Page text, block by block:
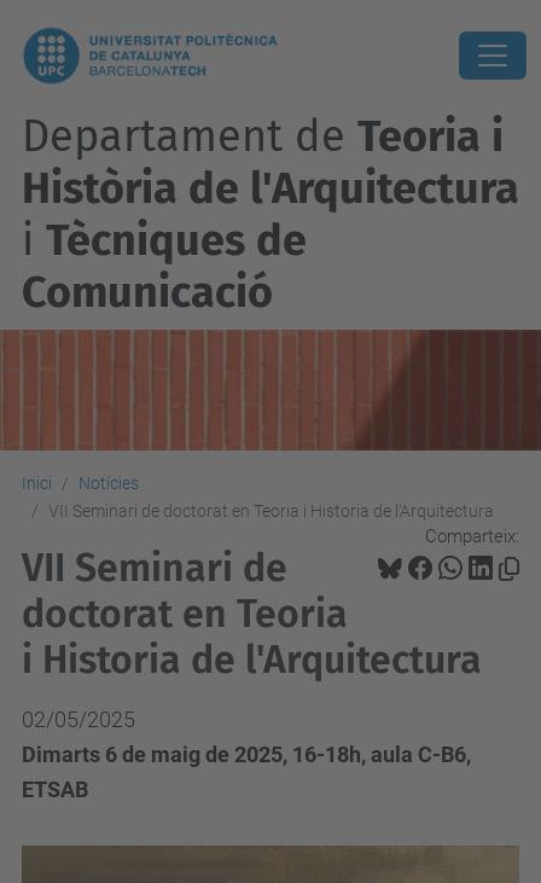
Departament de Teoria i
Història de l'Arquitectura
i Tècniques de
Comunicació
Inici
Notícies
VII Seminari de doctorat en Teoria i Historia de l'Arquitectura
Comparteix:
VII Seminari de
doctorat en Teoria
i Historia de l'Arquitectura
02/05/2025
Dimarts 6 de maig de 2025, 16-18h, aula C-B6,
ETSAB